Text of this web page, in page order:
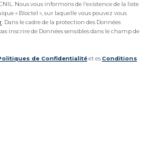
Nous vous informons de l’existence de la liste
« Bloctel », sur laquelle vous pouvez vous
. Dans le cadre de la protection des Données
inscrire de Données sensibles dans le champ de
de Confidentialitéet esConditions